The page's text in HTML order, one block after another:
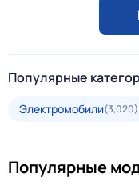
Популярные
Электромобили(3,020)
Популярные